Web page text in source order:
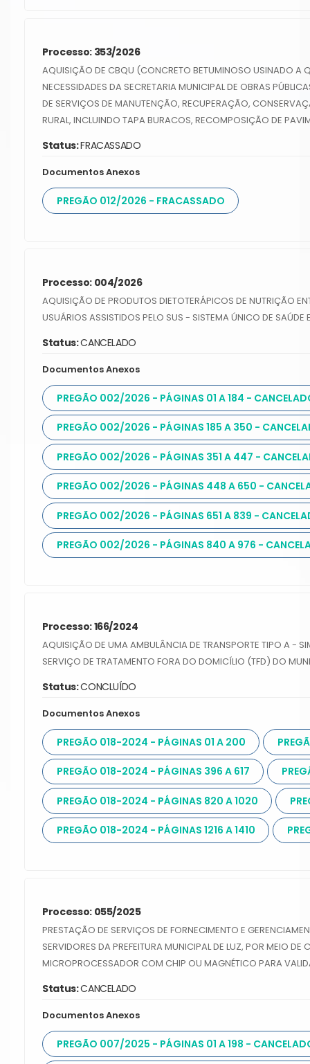
Processo: 353/2026
AQUISIÇÃO DE CBQU (CONCRETO BETUMINOSO USINADO A
NECESSIDADES DA SECRETARIA MUNICIPAL DE OBRAS
DE SERVIÇOS DE MANUTENÇÃO, RECUPERAÇÃO,
RURAL, INCLUINDO TAPA BURACOS, RECOMPOSIÇÃO DE
Status:FRACASSADO
Documentos Anexos
PREGÃO 012/2026 - FRACASSADO
Processo: 004/2026
AQUISIÇÃO DE PRODUTOS DIETOTERÁPICOS DE NUTRIÇÃO
USUÁRIOS ASSISTIDOS PELO SUS - SISTEMA ÚNICO DE
Status:CANCELADO
Documentos Anexos
PREGÃO 002/2026 - PÁGINAS 01 A 184 -
PREGÃO 002/2026 - PÁGINAS 185 A 350 -
PREGÃO 002/2026 - PÁGINAS 351 A 447 -
PREGÃO 002/2026 - PÁGINAS 448 A 650 -
PREGÃO 002/2026 - PÁGINAS 651 A 839 -
PREGÃO 002/2026 - PÁGINAS 840 A 976 -
Processo: 166/2024
AQUISIÇÃO DE UMA AMBULÂNCIA DE TRANSPORTE TIPO A -
SERVIÇO DE TRATAMENTO FORA DO DOMICÍLIO (TFD) DO
Status:CONCLUÍDO
Documentos Anexos
PREGÃO 018-2024 - PÁGINAS 01 A 200
PREGÃO 018-2024 - PÁGINAS 396 A 617
PREGÃO 018-2024 - PÁGINAS 820 A 1020
PREGÃO 018-2024 - PÁGINAS 1216 A 1410
Processo: 055/2025
PRESTAÇÃO DE SERVIÇOS DE FORNECIMENTO E
SERVIDORES DA PREFEITURA MUNICIPAL DE LUZ, POR MEIO
MICROPROCESSADOR COM CHIP OU MAGNÉTICO PARA
Status:CANCELADO
Documentos Anexos
PREGÃO 007/2025 - PÁGINAS 01 A 198 -